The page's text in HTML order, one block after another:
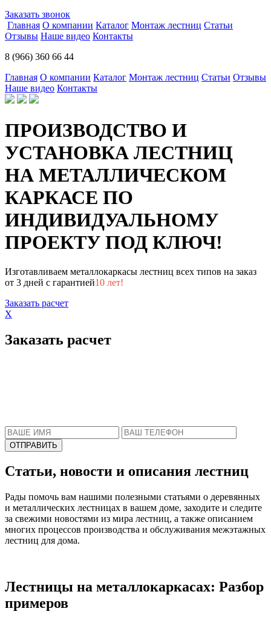
Заказать звонок
Главная О компании Каталог Монтаж лестниц Статьи
Отзывы Наше видео Контакты
8 (966) 360 66 44
Главная О компании Каталог Монтаж лестниц Статьи Отзывы
Наше видео Контакты
ПРОИЗВОДСТВО И
УСТАНОВКА ЛЕСТНИЦ
НА МЕТАЛЛИЧЕСКОМ
КАРКАСЕ ПО
ИНДИВИДУАЛЬНОМУ
ПРОЕКТУ ПОД КЛЮЧ!
Изготавливаем металлокаркасы лестниц всех типов на заказ
от 3 дней с гарантией10 лет!
Заказать расчет
X
Заказать расчет
Статьи, новости и описания лестниц
Рады помочь вам нашими полезными статьями о деревянных
и металлических лестницах в вашем доме, заходите и следите
за свежими новостями из мира лестниц, а также описанием
многих процессов производства и обслуживания межэтажных
лестниц для дома.
Лестницы на металлокаркасах: Разбор
примеров